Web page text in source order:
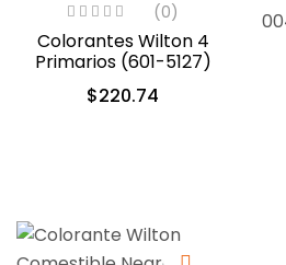
(0)
Colorantes Wilton 4
Primarios (601-5127)
$220.74